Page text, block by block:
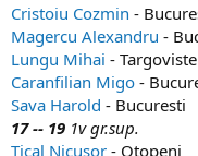
Cristoiu Cozmin -
Magercu Alexandru -
Lungu Mihai - Targoviste
Caranfilian Migo -
Sava Harold - Bucuresti
17 -- 19 1v gr.sup.
Tical Nicusor - Otopeni